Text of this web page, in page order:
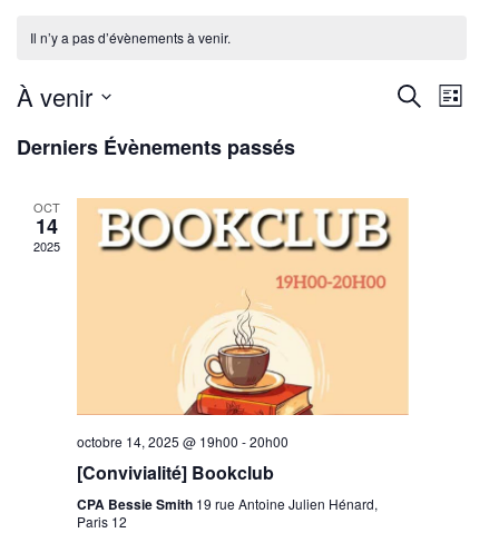
Il n’y a pas d’évènements à venir.
Recherche
Liste
À venir
une
Derniers Évènements passés
OCT
14
2025
octobre 14, 2025 @ 19h00 -20h00
[Convivialité] Bookclub
CPA Bessie Smith 19 rue Antoine Julien Hénard,
Paris 12